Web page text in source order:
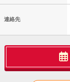
連絡先